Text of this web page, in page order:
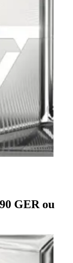
GER ou